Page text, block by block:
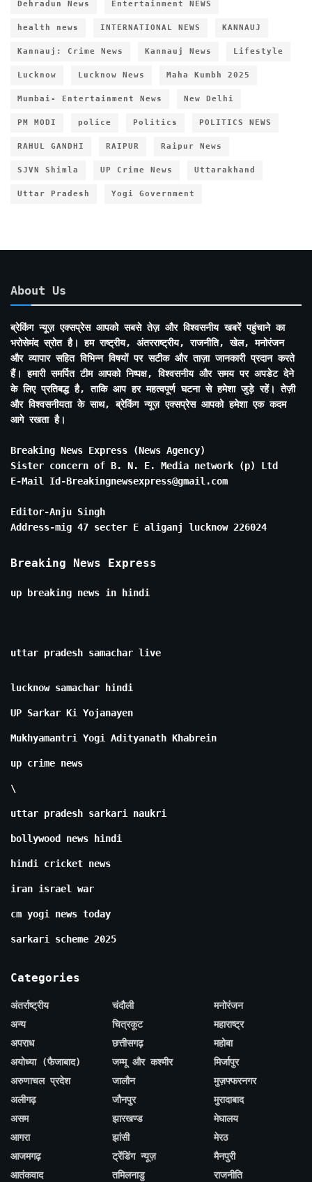
Dehradun News Entertainment NEWS
health news INTERNATIONAL NEWS KANNAUJ
Kannauj: Crime News Kannauj News Lifestyle
Lucknow Lucknow News Maha Kumbh 2025
Mumbai- Entertainment News New Delhi
PM MODI police Politics POLITICS NEWS
RAHUL GANDHI RAIPUR Raipur News
SJVN Shimla UP Crime News Uttarakhand
Uttar Pradesh Yogi Government
About Us
ब्रेकिंग न्यूज़ एक्सप्रेस आपको सबसे तेज़ और विश्वसनीय खबरें पहुंचाने का
भरोसेमंद स्रोत है। हम राष्ट्रीय, अंतरराष्ट्रीय, राजनीति, खेल, मनोरंजन
और व्यापार सहित विभिन्न विषयों पर सटीक और ताज़ा जानकारी प्रदान करते
हैं। हमारी समर्पित टीम आपको निष्पक्ष, विश्वसनीय और समय पर अपडेट देने
के लिए प्रतिबद्ध है, ताकि आप हर महत्वपूर्ण घटना से हमेशा जुड़े रहें। तेज़ी
और विश्वसनीयता के साथ, ब्रेकिंग न्यूज़ एक्सप्रेस आपको हमेशा एक कदम
आगे रखता है।
Breaking News Express (News Agency)
Sister concern of B. N. E. Media network (p) Ltd
E-Mail Id-Breakingnewsexpress@gmail.com
Editor-Anju Singh
Address-mig 47 secter E aliganj lucknow 226024
Breaking News Express
up breaking news in hindi
uttar pradesh samachar live
lucknow samachar hindi
UP Sarkar Ki Yojanayen
Mukhyamantri Yogi Adityanath Khabrein
up crime news
\
uttar pradesh sarkari naukri
bollywood news hindi
hindi cricket news
iran israel war
cm yogi news today
sarkari scheme 2025
Categories
अंतर्राष्ट्रीय
अन्य
अपराध
अयोध्या (फैजाबाद)
अरुणाचल प्रदेश
अलीगढ़
असम
आगरा
आजमगढ़
आतंकवाद
चंदौली
चित्रकूट
छत्तीसगढ़
जम्मू और कश्मीर
जालौन
जौनपुर
झारखण्ड
झांसी
ट्रेंडिंग न्यूज़
तमिलनाडु
मनोरंजन
महाराष्ट्र
महोबा
मिर्जापुर
मुज़फ्फरनगर
मुरादाबाद
मेघालय
मेरठ
मैनपुरी
राजनीति